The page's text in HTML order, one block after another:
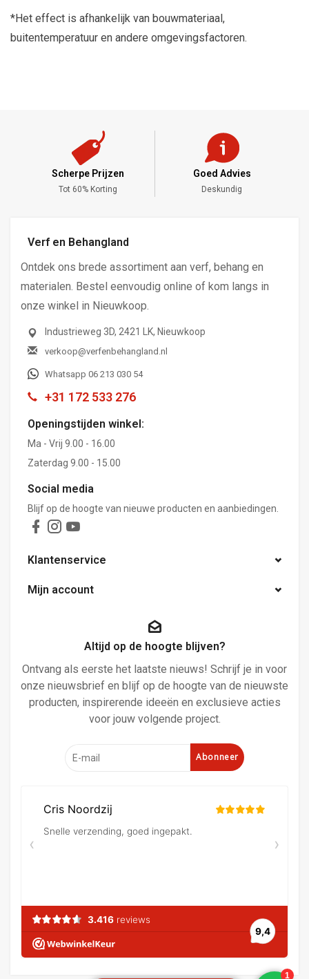
*Het effect is afhankelijk van bouwmateriaal,
buitentemperatuur en andere omgevingsfactoren.
Scherpe Prijzen
Tot 60% Korting
Goed Advies
Deskundig
Verf en Behangland
Ontdek ons brede assortiment aan verf, behang en
materialen. Bestel eenvoudig online of kom langs in
onze winkel in Nieuwkoop.
Industrieweg 3D, 2421 LK, Nieuwkoop
verkoop@verfenbehangland.nl
Whatsapp 06 213 030 54
+31 172 533 276
Openingstijden winkel:
Ma - Vrij 9.00 - 16.00
Zaterdag 9.00 - 15.00
Social media
Blijf op de hoogte van nieuwe producten en aanbiedingen.
Klantenservice
Mijn account
Altijd op de hoogte blijven?
Ontvang als eerste het laatste nieuws! Schrijf je in voor
onze nieuwsbrief en blijf op de hoogte van de nieuwste
producten, inspirerende ideeën en exclusieve acties
voor jouw volgende project.
Abonneer